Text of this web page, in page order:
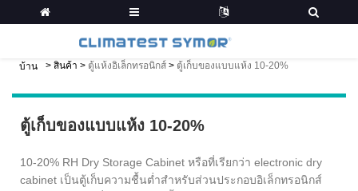
บ้าน > สินค้า > ตู้แห้งอิเล็กทรอนิกส์ > ตู้เก็บของแบบแห้ง 10-20%
ตู้เก็บของแบบแห้ง 10-20%
10-20% RH Dry Storage Cabinet หรือที่เรียกว่า electronic dry
cabinet เป็นตู้เก็บความชื้นต่ำสำหรับส่วนประกอบอิเล็กทรอนิกส์